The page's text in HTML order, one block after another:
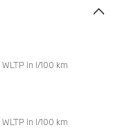
in l/100 km
in l/100 km